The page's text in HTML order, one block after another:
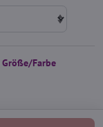
Farbe